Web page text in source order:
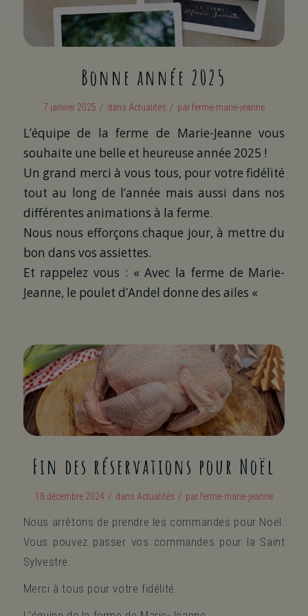
Bonne année 2025
7 janvier 2025 / dans Actualités / parferme-marie-jeanne
L’équipe de la ferme de Marie-Jeanne vous
souhaite une belle et heureuse année 2025 !
Un grand merci à vous tous, pour votre fidélité
tout au long de l’année mais aussi dans nos
différentes animations à la ferme.
Nous nous efforçons chaque jour, à mettre du
bon dans vos assiettes.
Et rappelez vous : « Avec la ferme de Marie-
Jeanne, le poulet d’Andel donne des ailes «
Fin des réservations pour Noël
18 décembre 2024 / dans Actualités / parferme-marie-jeanne
Nous arrêtons de prendre les commandes pour Noël.
Vous pouvez passer vos commandes pour la Saint
Sylvestre.
Merci à tous pour votre fidélité.